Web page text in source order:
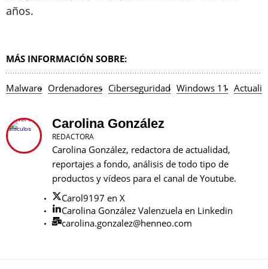
años.
MÁS INFORMACIÓN SOBRE:
Malware Ordenadores Ciberseguridad Windows 11
Carolina González
REDACTORA
Carolina González, redactora de actualidad,
reportajes a fondo, análisis de todo tipo de
productos y vídeos para el canal de Youtube.
Carol9197 en X
Carolina González Valenzuela en Linkedin
carolina.gonzalez@henneo.com